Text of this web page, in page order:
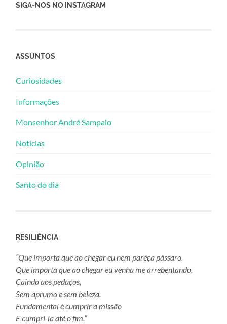
SIGA-NOS NO INSTAGRAM
ASSUNTOS
Curiosidades
Informações
Monsenhor André Sampaio
Notícias
Opinião
Santo do dia
RESILIÊNCIA
“Que importa que ao chegar eu nem pareça pássaro.
Que importa que ao chegar eu venha me arrebentando,
Caindo aos pedaços,
Sem aprumo e sem beleza.
Fundamental é cumprir a missão
E cumpri-la até o fim.”